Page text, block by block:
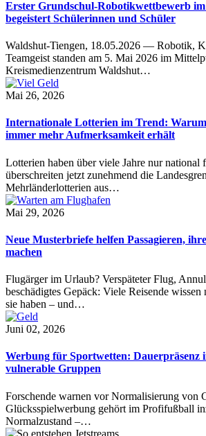
Erster Grundschul-Robotikwettbewerb
begeistert Schülerinnen und Schüler
Waldshut-Tiengen, 18.05.2026 — Robotik,
Teamgeist standen am 5. Mai 2026 im
Kreismedienzentrum Waldshut…
Mai 26, 2026
Internationale Lotterien im Trend:
immer mehr Aufmerksamkeit erhält
Lotterien haben über viele Jahre nur national
überschreiten jetzt zunehmend die
Mehrländerlotterien aus…
Mai 29, 2026
Neue Musterbriefe helfen Passagieren,
machen
Flugärger im Urlaub? Verspäteter Flug,
beschädigtes Gepäck: Viele Reisende
sie haben – und…
Juni 02, 2026
Werbung für Sportwetten: Dauerpräsenz
vulnerable Gruppen
Forschende warnen vor Normalisierung von
Glücksspielwerbung gehört im Profifußball
Normalzustand –…